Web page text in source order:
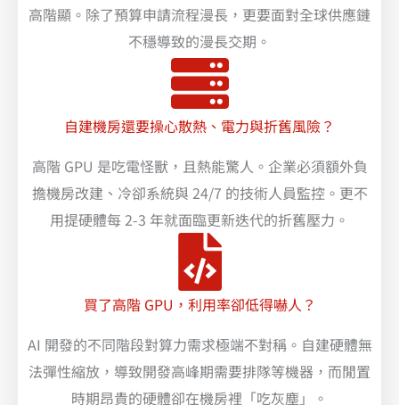
高階顯。除了預算申請流程漫長，更要面對全球供應鏈
不穩導致的漫長交期。
自建機房還要操心散熱、電力與折舊風險？
高階 GPU 是吃電怪獸，且熱能驚人。企業必須額外負
擔機房改建、冷卻系統與 24/7 的技術人員監控。更不
用提硬體每 2-3 年就面臨更新迭代的折舊壓力。
買了高階 GPU，利用率卻低得嚇人？
AI 開發的不同階段對算力需求極端不對稱。自建硬體無
法彈性縮放，導致開發高峰期需要排隊等機器，而閒置
時期昂貴的硬體卻在機房裡「吃灰塵」。